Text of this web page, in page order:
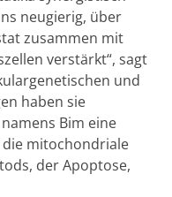
neugierig, über
zusammen mit
verstärkt“, sagt
und
haben sie
Bim eine
die mitochondriale
der Apoptose,